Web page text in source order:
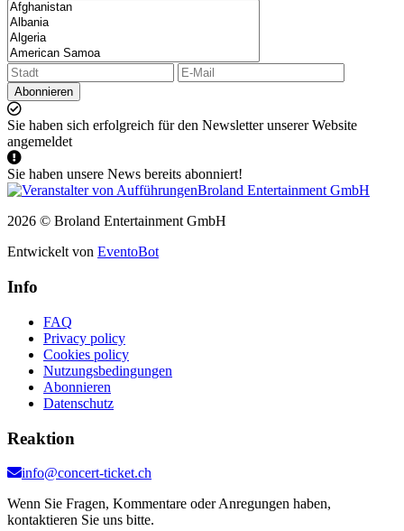
Abonnieren
Sie haben sich erfolgreich für den Newsletter unserer Website
angemeldet
Sie haben unsere News bereits abonniert!
2026 © Broland Entertainment GmbH
Entwickelt von EventoBot
Info
FAQ
Privacy policy
Cookies policy
Nutzungsbedingungen
Abonnieren
Datenschutz
Reaktion
info@concert-ticket.ch
Wenn Sie Fragen, Kommentare oder Anregungen haben,
kontaktieren Sie uns bitte.